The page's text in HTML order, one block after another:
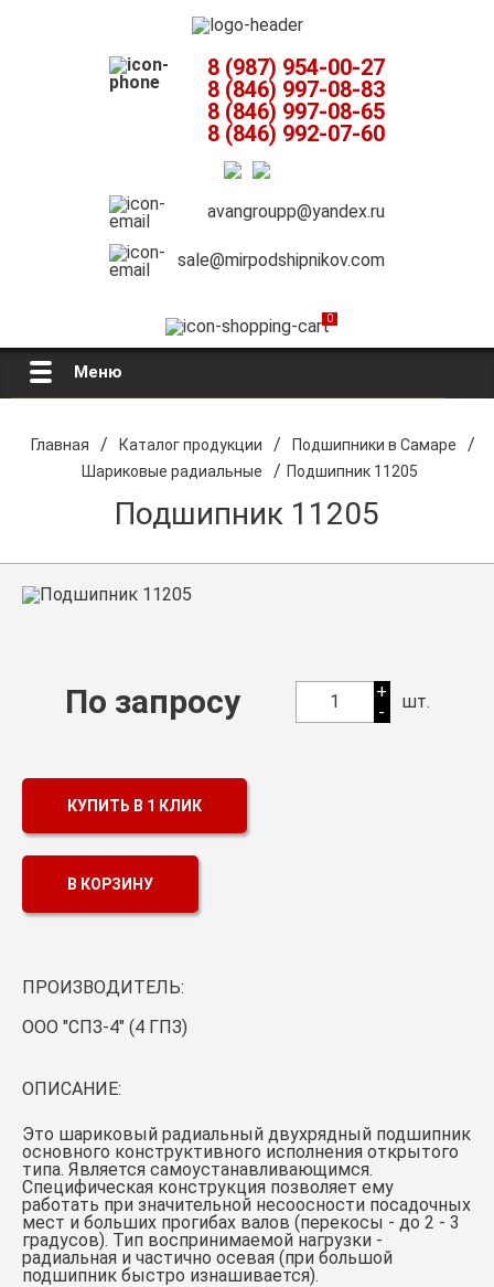
8 (987) 954-00-27
8 (846) 997-08-83
8 (846) 997-08-65
8 (846) 992-07-60
avangroupp@yandex.ru
sale@mirpodshipnikov.com
0
Меню
О компании
Оптовикам
Цепи
Главная / Каталог продукции / Подшипники в Самаре /
Шариковые радиальные / Подшипник 11205
Подшипник 11205
По запросу 1
+
-
шт.
КУПИТЬ В 1 КЛИК
В КОРЗИНУ
ПРОИЗВОДИТЕЛЬ:
ООО "СПЗ-4" (4 ГПЗ)
ОПИСАНИЕ:
Это шариковый радиальный двухрядный подшипник
основного конструктивного исполнения открытого
типа. Является самоустанавливающимся.
Специфическая конструкция позволяет ему
работать при значительной несоосности посадочных
мест и больших прогибах валов (перекосы - до 2 - 3
градусов). Тип воспринимаемой нагрузки -
радиальная и частично осевая (при большой
подшипник быстро изнашивается).